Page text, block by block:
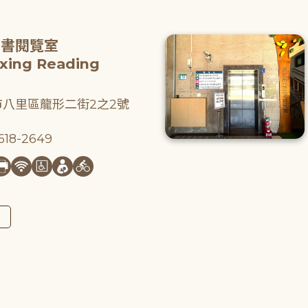
閱覽室
Reading
里區龍形二街2之2號
2649